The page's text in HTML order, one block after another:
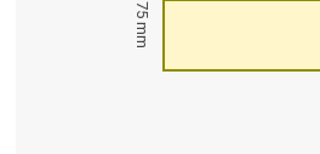
75 mm